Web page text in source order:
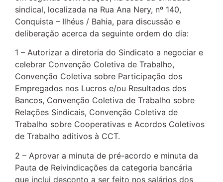
sindical, localizada na Rua Ana Nery, nº 140,
Conquista – Ilhéus / Bahia, para discussão e
deliberação acerca da seguinte ordem do dia:
1 – Autorizar a diretoria do Sindicato a negociar e
celebrar Convenção Coletiva de Trabalho,
Convenção Coletiva sobre Participação dos
Empregados nos Lucros e/ou Resultados dos
Bancos, Convenção Coletiva de Trabalho sobre
Relações Sindicais, Convenção Coletiva de
Trabalho sobre Cooperativas e Acordos Coletivos
de Trabalho aditivos à CCT.
2 – Aprovar a minuta de pré-acordo e minuta da
Pauta de Reivindicações da categoria bancária
que inclui desconto a ser feito nos salários dos